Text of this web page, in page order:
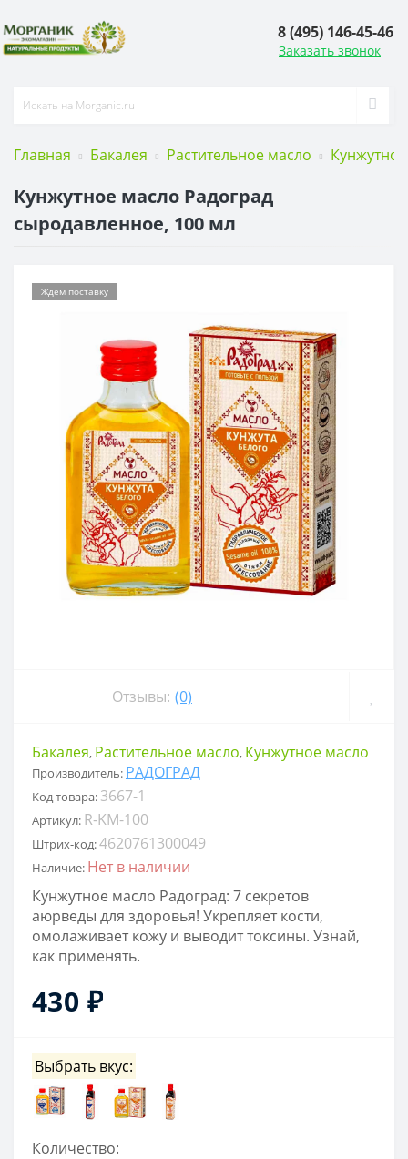
8 (495) 146-45-46
Заказать звонок
Главная Бакалея Растительное масло
Кунжутное масло Радоград
сыродавленное, 100 мл
Ждем поставку
Отзывы: (0)
Бакалея, Растительное масло, Кунжутное масло
Производитель: РАДОГРАД
Код товара: 3667-1
Артикул: R-KM-100
Штрих-код:4620761300049
Наличие: Нет в наличии
Кунжутное масло Радоград: 7 секретов
аюрведы для здоровья! Укрепляет кости,
омолаживает кожу и выводит токсины. Узнай,
как применять.
430 ₽
Выбрать вкус:
Количество: